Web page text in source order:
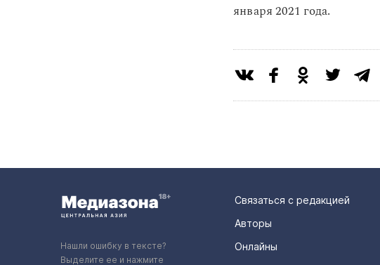
января 2021 года.
Нашли ошибку в тексте?
Выделите ее и нажмите
Связаться с редакцией
Авторы
Онлайны